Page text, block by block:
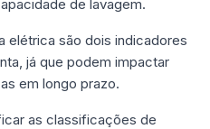
de lavagem.
elétrica são dois indicadores
já que podem impactar
em longo prazo.
as classificações de